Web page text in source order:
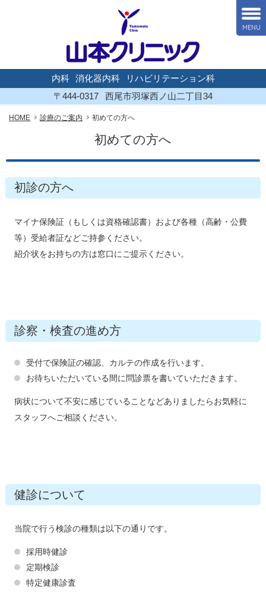
内科 消化器内科
リハビリテーション科
〒444-0317
西尾市羽塚西ノ山二丁目34
MENU
HOME 診療のご案内 初めての方へ
初めての方へ
初診の方へ
マイナ保険証（もしくは資格確認書）および各種（高齢・公費
等）受給者証などご持参ください。
紹介状をお持ちの方は窓口にご提示ください。
診察・検査の進め方
受付で保険証の確認、カルテの作成を行います。
お待ちいただいている間に問診票を書いていただきます。
病状について不安に感じていることなどありましたらお気軽に
スタッフへご相談ください。
健診について
当院で行う検診の種類は以下の通りです。
採用時健診
定期検診
特定健康診査